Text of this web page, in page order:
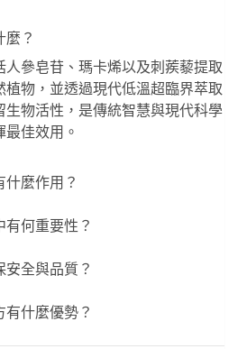
麼？
人參皂苷、瑪卡烯以及刺蒺藜提取
物，並透過現代低溫超臨界萃取
生物活性，是傳統智慧與現代科學
最佳效用。
什麼作用？
何重要性？
安全與品質？
有什麼優勢？